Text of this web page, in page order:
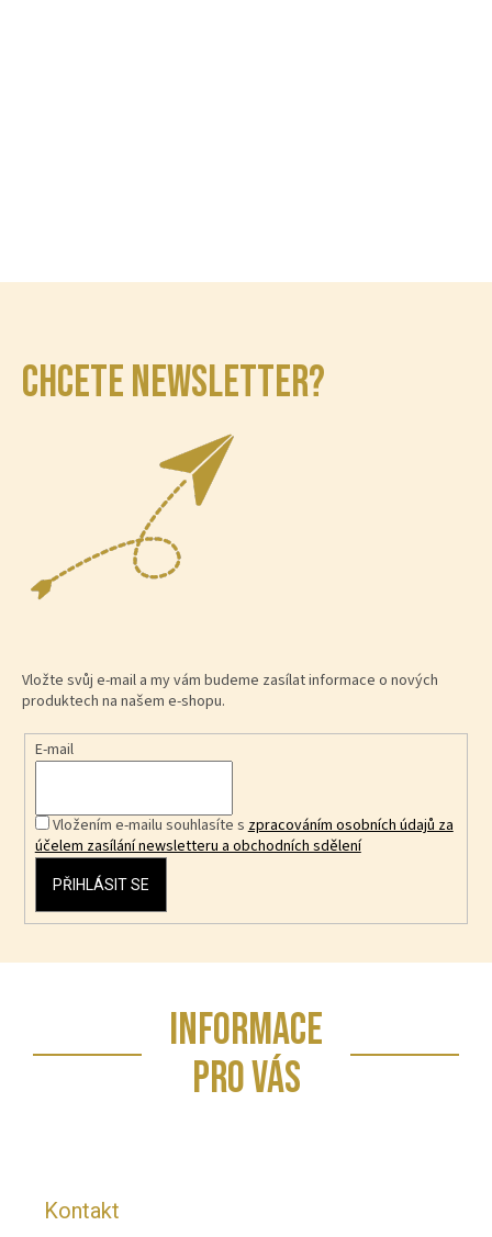
CHCETE NEWSLETTER?
Vložte svůj e-mail a my vám budeme zasílat informace o nových
produktech na našem e-shopu.
E-mail
Vložením e-mailu souhlasíte s zpracováním osobních údajů za
účelem zasílání newsletteru a obchodních sdělení
PŘIHLÁSIT SE
INFORMACE
PRO VÁS
Kontakt